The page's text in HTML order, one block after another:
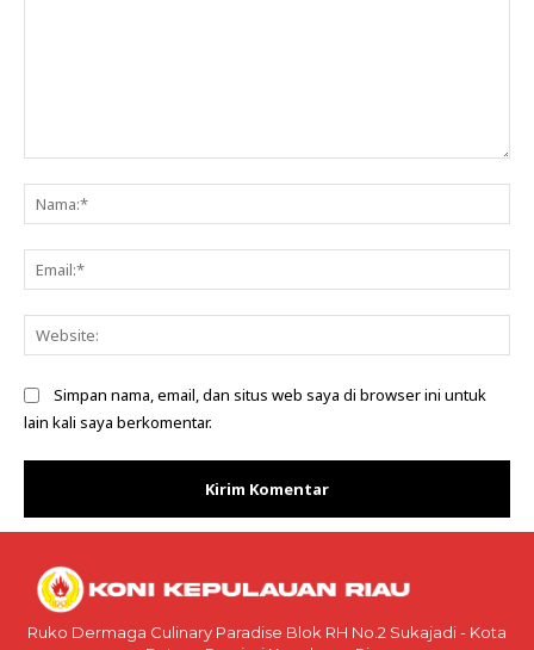
Simpan nama, email, dan situs web saya di browser ini untuk
lain kali saya berkomentar.
Ruko Dermaga Culinary Paradise Blok RH No.2 Sukajadi - Kota